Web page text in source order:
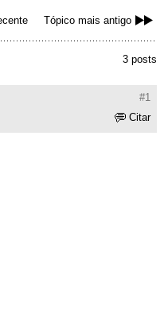
Tópico mais antigo
3 posts
#1
Citar